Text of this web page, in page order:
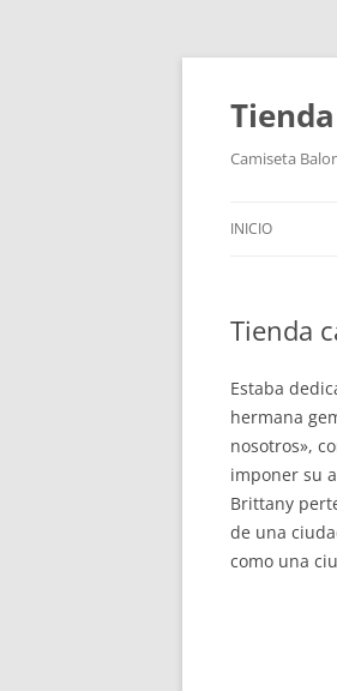
Camiseta
INICIO
Tienda
Estaba
hermana
nosotros»,
imponer su
Brittany
de una
como una